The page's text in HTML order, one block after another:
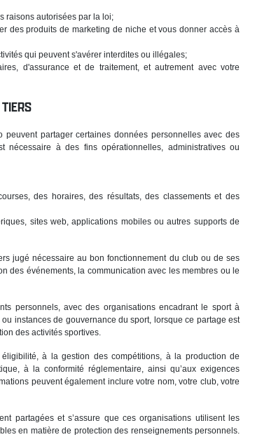
raisons autorisées par la loi;
des produits de marketing de niche et vous donner accès à
qui peuvent s'avérer interdites ou illégales;
d'assurance et de traitement, et autrement avec votre
partager certaines données personnelles avec des
nécessaire à des fins opérationnelles, administratives ou
des horaires, des résultats, des classements et des
sites web, applications mobiles ou autres supports de
jugé nécessaire au bon fonctionnement du club ou de ses
des événements, la communication avec les membres ou le
personnels, avec des organisations encadrant le sport à
instances de gouvernance du sport, lorsque ce partage est
des activités sportives.
à la gestion des compétitions, à la production de
à la conformité réglementaire, ainsi qu’aux exigences
peuvent également inclure votre nom, votre club, votre
partagées et s’assure que ces organisations utilisent les
en matière de protection des renseignements personnels.